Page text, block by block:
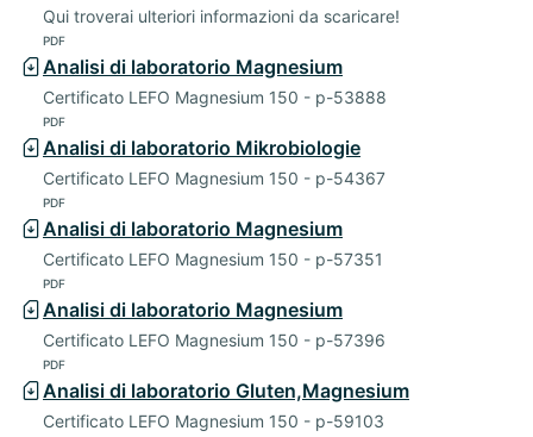
Qui troverai ulteriori informazioni da scaricare!
PDF
Analisi di laboratorio Magnesium
Certificato LEFO Magnesium 150 - p-53888
PDF
Analisi di laboratorio Mikrobiologie
Certificato LEFO Magnesium 150 - p-54367
PDF
Analisi di laboratorio Magnesium
Certificato LEFO Magnesium 150 - p-57351
PDF
Analisi di laboratorio Magnesium
Certificato LEFO Magnesium 150 - p-57396
PDF
Analisi di laboratorio Gluten,Magnesium
Certificato LEFO Magnesium 150 - p-59103